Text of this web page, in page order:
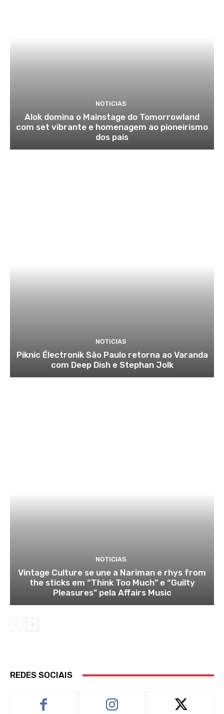
NOTICIAS
Alok domina o Mainstage do Tomorrowland
com set vibrante e homenagem ao pioneirismo
dos pais
NOTICIAS
Piknic Électronik São Paulo retorna ao Varanda
com Deep Dish e Stephan Jolk
NOTICIAS
Vintage Culture se une a Nariman e rhys from
the sticks em “Think Too Much” e “Guilty
Pleasures” pela Affairs Music
REDES SOCIAIS